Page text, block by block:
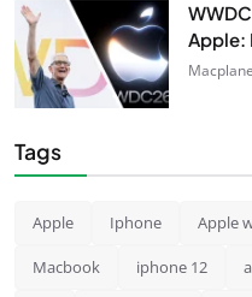
Apple:
Tags
Apple Iphone Apple
Macbook iphone 12